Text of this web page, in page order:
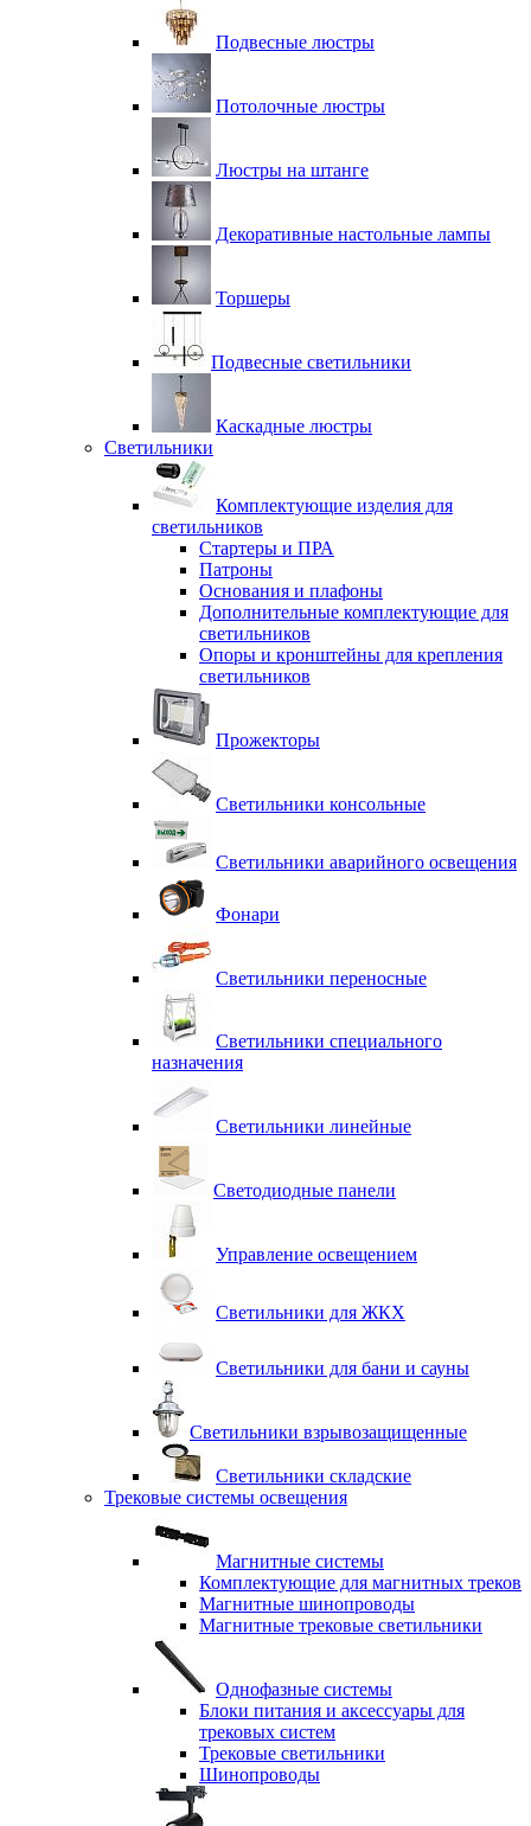
Подвесные люстры
Потолочные люстры
Люстры на штанге
Декоративные настольные лампы
Торшеры
Подвесные светильники
Каскадные люстры
Светильники
Комплектующие изделия для
светильников
Стартеры и ПРА
Патроны
Основания и плафоны
Дополнительные комплектующие для
светильников
Опоры и кронштейны для крепления
светильников
Прожекторы
Светильники консольные
Светильники аварийного освещения
Фонари
Светильники переносные
Светильники специального
назначения
Светильники линейные
Светодиодные панели
Управление освещением
Светильники для ЖКХ
Светильники для бани и сауны
Светильники взрывозащищенные
Светильники складские
Трековые системы освещения
Магнитные системы
Комплектующие для магнитных треков
Магнитные шинопроводы
Магнитные трековые светильники
Однофазные системы
Блоки питания и аксессуары для
трековых систем
Трековые светильники
Шинопроводы